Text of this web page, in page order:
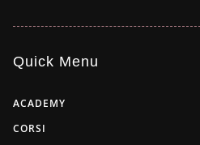
Quick Menu
ACADEMY
CORSI